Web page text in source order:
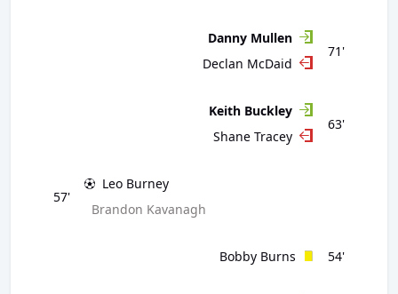
71'
Danny Mullen
Declan McDaid
63'
Keith Buckley
Shane Tracey
57'
Leo Burney
Brandon Kavanagh
54'
Bobby Burns